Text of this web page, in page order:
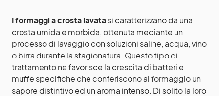
I formaggi a crosta lavatasi caratterizzano da una
crosta umida e morbida, ottenuta mediante un
processo di lavaggio con soluzioni saline, acqua, vino
o birra durante la stagionatura. Questo tipo di
trattamento ne favorisce la crescita di batteri e
muffe specifiche che conferiscono al formaggio un
sapore distintivo ed un aroma intenso. Di solito la loro